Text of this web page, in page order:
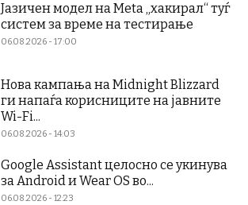
Јазичен модел на Meta „хакирал“ туѓ
систем за време на тестирање
06.08.2026 - 17:00
Нова кампања на Midnight Blizzard
ги напаѓа корисниците на јавните
Wi-Fi...
06.08.2026 - 14:03
Google Assistant целосно се укинува
за Android и Wear OS во...
06.08.2026 - 12:23